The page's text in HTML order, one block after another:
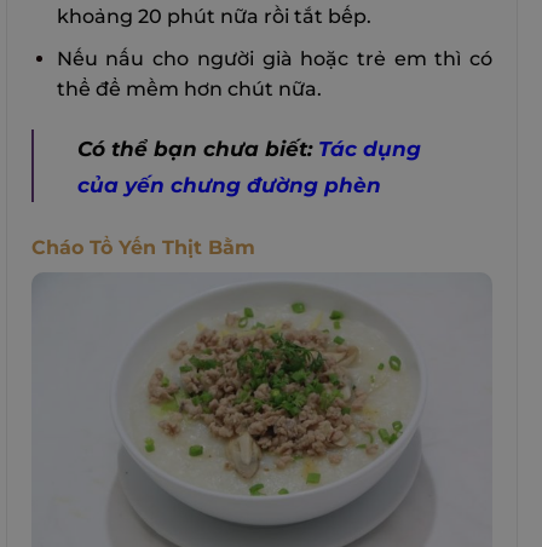
khoảng 20 phút nữa rồi tắt bếp.
Nếu nấu cho người già hoặc trẻ em thì có
thể để mềm hơn chút nữa.
Có thể bạn chưa biết: Tác dụng
của yến chưng đường phèn
Cháo Tổ Yến Thịt Bằm